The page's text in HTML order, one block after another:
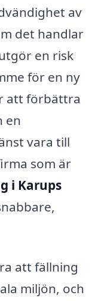
av
det handlar
en risk
för en ny
att förbättra
en
vara till
som är
i Karups
att fällning
miljön, och